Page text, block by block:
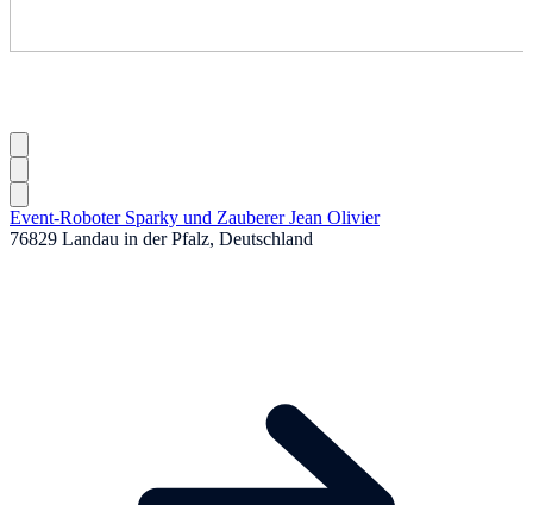
Event-Roboter Sparky und Zauberer Jean Olivier
76829 Landau in der Pfalz, Deutschland